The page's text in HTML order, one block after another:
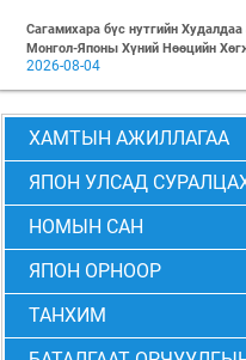
Сагамихара бүс нутгийн
Монгол-Японы Хүний Нөөцийн
2026-08-04
2026-07-28
Global Value Chain Бизнесийн
2026-07-24
2026 БИЗНЕСИЙН ҮНДСЭН
2026-07-08
2026 БИЗНЕСИЙН ҮНДСЭН
2026-07-06
ЭЛСЭЛТИЙН “CEO” болон
ХАМТЫН АЖИЛЛАГАА
ЯПОН УЛСАД
НОМЫН САН
ЯПОН ОРНООР
ТАНХИМ